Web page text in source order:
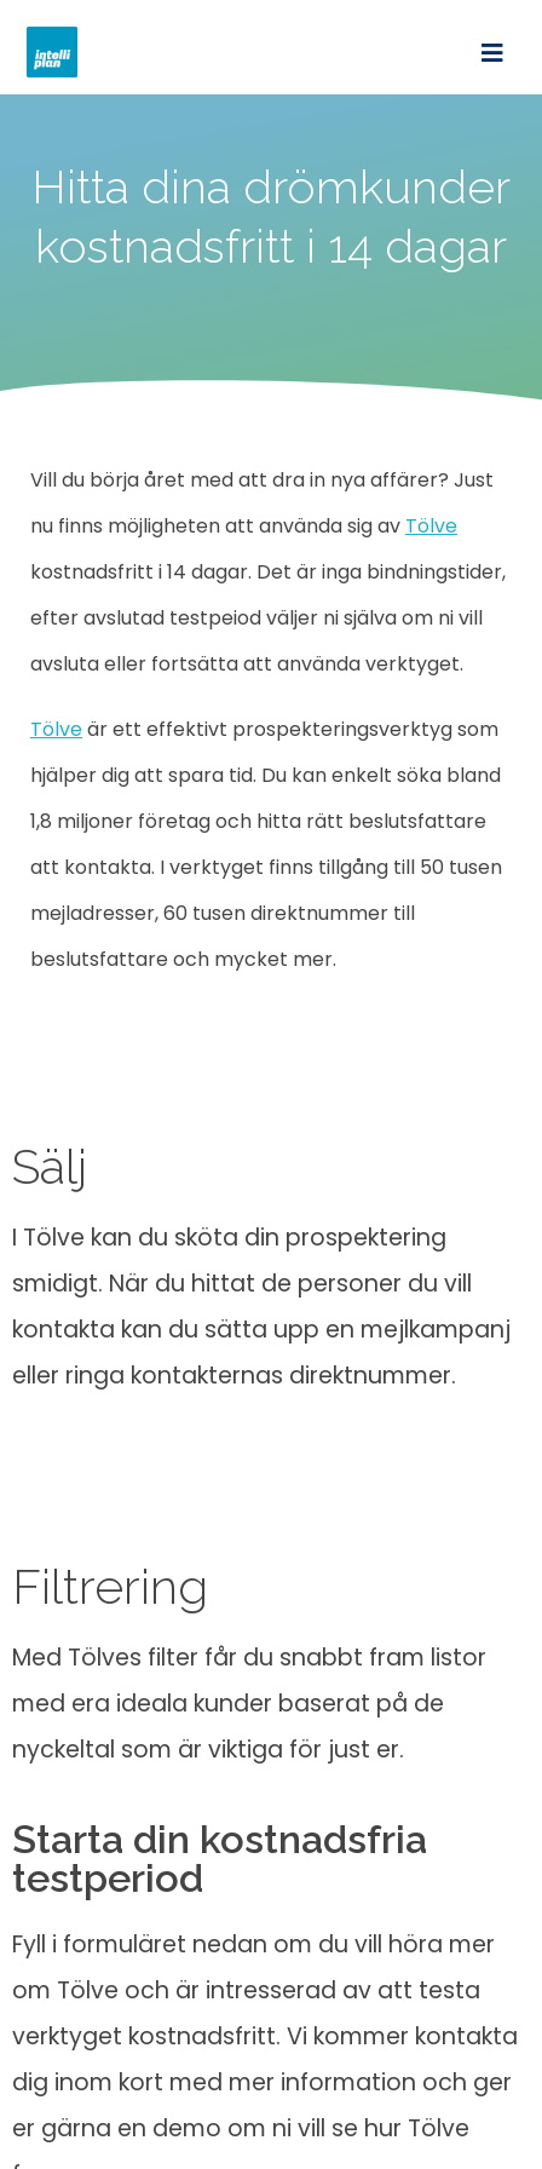
intelliplan.se
Hitta dina drömkunder
kostnadsfritt i 14 dagar
Vill du börja året med att dra in nya affärer? Just
nu finns möjligheten att använda sig av Tölve
kostnadsfritt i 14 dagar. Det är inga bindningstider,
efter avslutad testpeiod väljer ni själva om ni vill
avsluta eller fortsätta att använda verktyget.
Tölveär ett effektivt prospekteringsverktyg som
hjälper dig att spara tid. Du kan enkelt söka bland
1,8 miljoner företag och hitta rätt beslutsfattare
att kontakta. I verktyget finns tillgång till 50 tusen
mejladresser, 60 tusen direktnummer till
beslutsfattare och mycket mer.
Sälj
I Tölve kan du sköta din prospektering
smidigt. När du hittat de personer du vill
kontakta kan du sätta upp en mejlkampanj
eller ringa kontakternas direktnummer.
Filtrering
Med Tölves filter får du snabbt fram listor
med era ideala kunder baserat på de
nyckeltal som är viktiga för just er.
Starta din kostnadsfria
testperiod
Fyll i formuläret nedan om du vill höra mer
om Tölve och är intresserad av att testa
verktyget kostnadsfritt. Vi kommer kontakta
dig inom kort med mer information och ger
er gärna en demo om ni vill se hur Tölve